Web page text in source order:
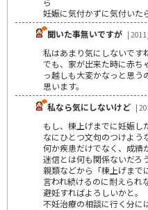
妊娠に気付かずに気付いた
聞いた事無いですが |
私はあまり気にしないです
でも、家が出来た時に赤ち
っ越しも大変かなっと思う
思います。
私なら気にしないけど |
もし、棟上げまでに妊娠し
なにひとつ文句のつけよう
何か疾患だけでなく、成績
迷信とは何も関係ないだろ
親類などから「棟上げまで
言われ続けるのに耐えられ
避妊すればよろしいかと。
不妊治療の相談に行く分に